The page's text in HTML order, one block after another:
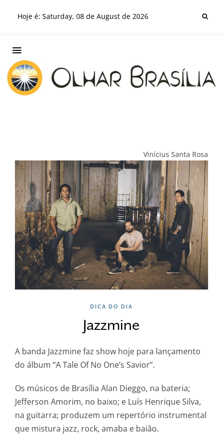
Hoje é: Saturday, 08 de August de 2026
Vinícius Santa Rosa
DICA DO DIA
Jazzmine
A banda Jazzmine faz show hoje para lançamento
do álbum “A Tale Of No One’s Savior”.
Os músicos de Brasília Alan Dieggo, na bateria;
Jefferson Amorim, no baixo; e Luís Henrique Silva,
na guitarra; produzem um repertório instrumental
que mistura jazz, rock, amaba e baião.